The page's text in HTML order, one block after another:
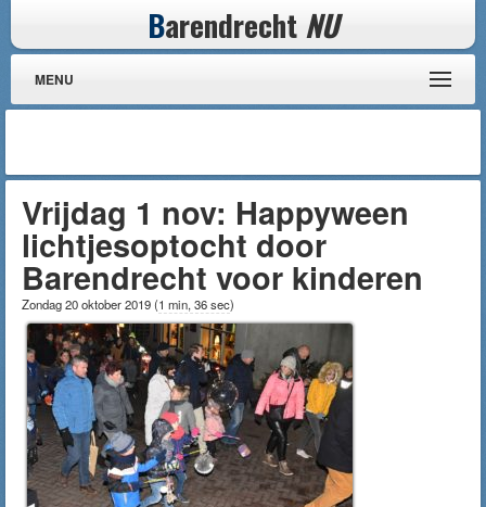
Barendrecht NU
MENU
Vrijdag 1 nov: Happyween
lichtjesoptocht door
Barendrecht voor kinderen
Zondag 20 oktober 2019(1 min, 36 sec)